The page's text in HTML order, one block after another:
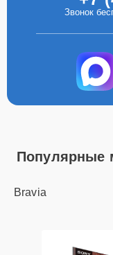
Звонок
Популярные
Bravia